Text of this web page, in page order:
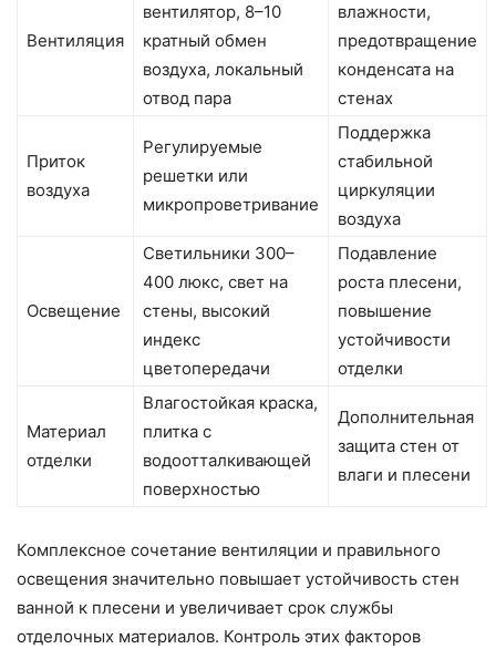
Вентиляция
вентилятор, 8–10
кратный обмен
воздуха, локальный
отвод пара
влажности,
предотвращение
конденсата на
стенах
Приток
воздуха
Регулируемые
решетки или
микропроветривание
Поддержка
стабильной
циркуляции
воздуха
Освещение
Светильники 300–
400 люкс, свет на
стены, высокий
индекс
цветопередачи
Подавление
роста плесени,
повышение
устойчивости
отделки
Материал
отделки
Влагостойкая краска,
плитка с
водоотталкивающей
поверхностью
Дополнительная
защита стен от
влаги и плесени
Комплексное сочетание вентиляции и правильного
освещения значительно повышает устойчивость стен
ванной к плесени и увеличивает срок службы
отделочных материалов. Контроль этих факторов